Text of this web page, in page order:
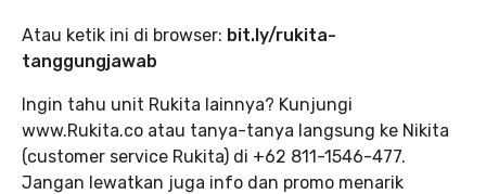
Atau ketik ini di browser: bit.ly/rukita-
tanggungjawab
Ingin tahu unit Rukita lainnya? Kunjungi
www.Rukita.co atau tanya-tanya langsung ke Nikita
(customer service Rukita) di +62 811-1546-477.
Jangan lewatkan juga info dan promo menarik